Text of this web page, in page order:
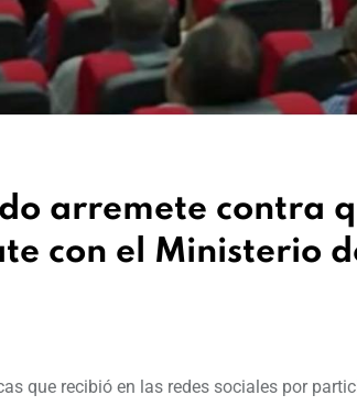
arremete contra
con el Ministerio
que recibió en las redes sociales por